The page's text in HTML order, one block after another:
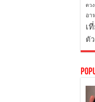
ดว
อา
เ
ตั